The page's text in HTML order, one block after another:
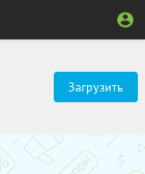
Загрузить